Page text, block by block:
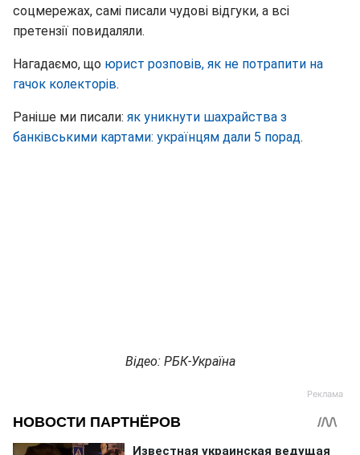
соцмережах, самі писали чудові відгуки, а всі
претензії повидаляли.
Нагадаємо, що юрист розповів, як не потрапити на
гачок колекторів.
Раніше ми писали: як уникнути шахрайства з
банківськими картами: українцям дали 5 порад.
Відео: РБК-Україна